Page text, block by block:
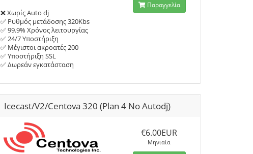
❌ Χωρίς Auto dj
✅ Ρυθμός μετάδοσης 320Kbs
✅ 99.9% Χρόνος λειτουργίας
✅ 24/7 Υποστήριξη
✅ Μέγιστοι ακροατές 200
✅ Υποστήριξη SSL
✅ Δωρεάν εγκατάσταση
Παραγγελία
Icecast/V2/Centova 320 (Plan 4 No Autodj)
€6.00EUR
Μηνιαία